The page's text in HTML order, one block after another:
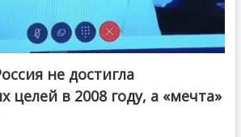
не достигла
целей в 2008 году, а «мечта»